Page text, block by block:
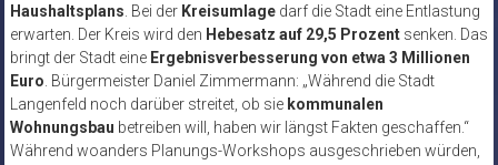
Haushaltsplans . Bei der Kreisumlagedarf die Stadt eine Entlastung
erwarten. Der Kreis wird den Hebesatz auf 29,5 Prozentsenken. Das
bringt der Stadt eine Ergebnisverbesserung von etwa 3 Millionen
Euro . Bürgermeister Daniel Zimmermann: „Während die Stadt
Langenfeld noch darüber streitet, ob sie kommunalen
Wohnungsbau betreiben will, haben wir längst Fakten geschaffen.“
Während woanders Planungs-Workshops ausgeschrieben würden,